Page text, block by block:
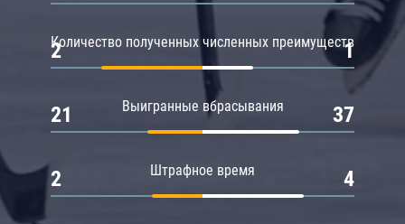
Количество полученных численных преимуществ
2 1
Выигранные вбрасывания
21 37
Штрафное время
2 4